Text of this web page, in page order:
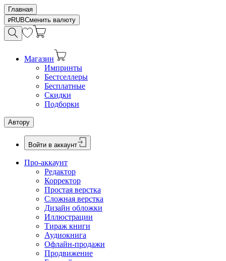
Главная
RUBСменить валюту
Магазин
Импринты
Бестселлеры
Бесплатные
Скидки
Подборки
Автору
Войти в аккаунт
Про-аккаунт
Редактор
Корректор
Простая верстка
Сложная верстка
Дизайн обложки
Иллюстрации
Тираж книги
Аудиокнига
Офлайн-продажи
Продвижение